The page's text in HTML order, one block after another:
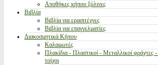
Αποθήκες κήπου ξύλινες
Βιβλία
Βιβλία για ερασιτέχνες
Βιβλία για επαγγελματίες
Διακοσμητικά Κήπου
Καλαμωτές
Πλακίδια - Πλαστικοί - Μεταλλικοί φράχτες
τοίχοι